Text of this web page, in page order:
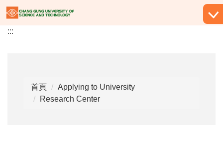
跳
到
主
:::
首頁
Applying to University
Research Center